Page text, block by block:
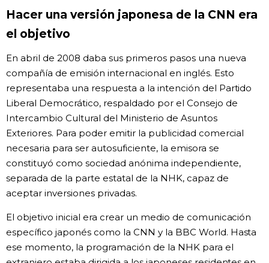
Hacer una versión japonesa de la CNN era
el objetivo
En abril de 2008 daba sus primeros pasos una nueva
compañía de emisión internacional en inglés. Esto
representaba una respuesta a la intención del Partido
Liberal Democrático, respaldado por el Consejo de
Intercambio Cultural del Ministerio de Asuntos
Exteriores. Para poder emitir la publicidad comercial
necesaria para ser autosuficiente, la emisora se
constituyó como sociedad anónima independiente,
separada de la parte estatal de la NHK, capaz de
aceptar inversiones privadas.
El objetivo inicial era crear un medio de comunicación
específico japonés como la CNN y la BBC World. Hasta
ese momento, la programación de la NHK para el